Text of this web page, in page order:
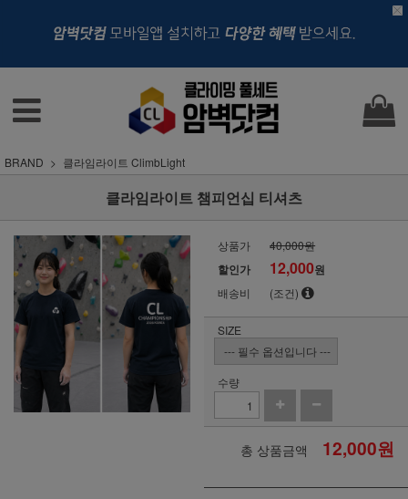
BRAND 클라임라이트 ClimbLight
클라임라이트 챔피언십 티셔츠
상품가 40,000원
할인가 12,000원
배송비 (조건)
SIZE
수량
총 상품금액 12,000원